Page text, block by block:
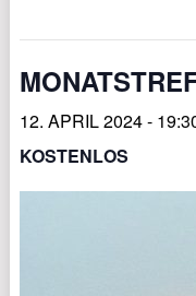
12. APRIL 2024 -
KOSTENLOS